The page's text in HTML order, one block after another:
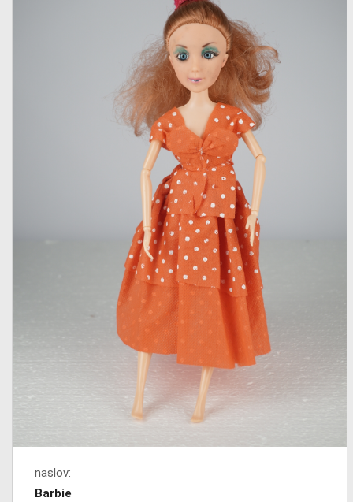
naslov:
Barbie